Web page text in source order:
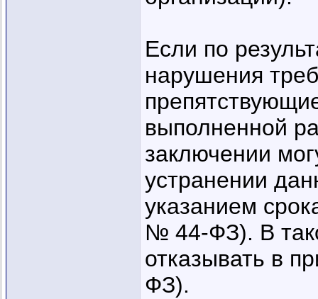
Если по
нарушения
выполненной
заключении
устранении
указанием
№ 44-ФЗ). В
отказывать в
ФЗ).